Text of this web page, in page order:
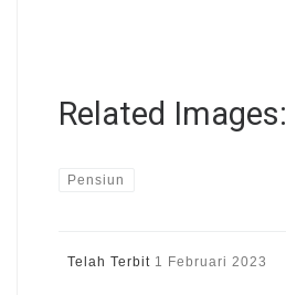
Related Images:
Pensiun
Telah Terbit 1 Februari 2023